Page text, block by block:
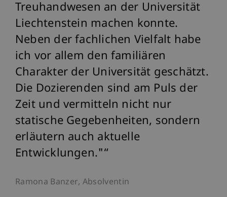
Treuhandwesen an der Universität
Liechtenstein machen konnte.
Neben der fachlichen Vielfalt habe
ich vor allem den familiären
Charakter der Universität geschätzt.
Die Dozierenden sind am Puls der
Zeit und vermitteln nicht nur
statische Gegebenheiten, sondern
erläutern auch aktuelle
Entwicklungen."
Ramona Banzer, Absolventin